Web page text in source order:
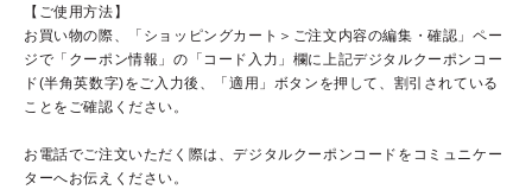
定期便サービス
会員ステージ・ポイントプログラム
ショッピングガイド
ギフトラッピングサービス
【ご使用方法】
お買い物の際、「ショッピングカート＞ご注文内容の編集・確認」ペー
ジで 「クーポン情報」の「コード入力」欄に上記デジタルクーポンコー
ド(半角英数字)をご入力後、
「適用」ボタンを押して、割引されている
ことをご確認ください。
お電話でご注文いただく際は、デジタルクーポンコードをコミュニケー
ターへお伝えください。